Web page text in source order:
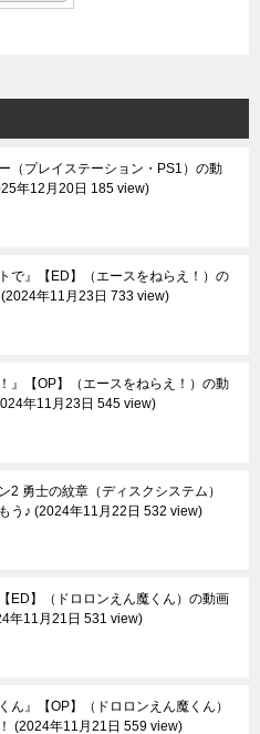
（プレイステーション・PS1）の動
年12月20日 185 view
で』【ED】（エースをねらえ！）の
2024年11月23日 733 view
』【OP】（エースをねらえ！）の動
年11月23日 545 view
2 勇士の紋章（ディスクシステム）
う♪ 2024年11月22日 532 view
ED】（ドロロンえん魔くん）の動画
年11月21日 531 view
ん』【OP】（ドロロンえん魔くん）
2024年11月21日 559 view